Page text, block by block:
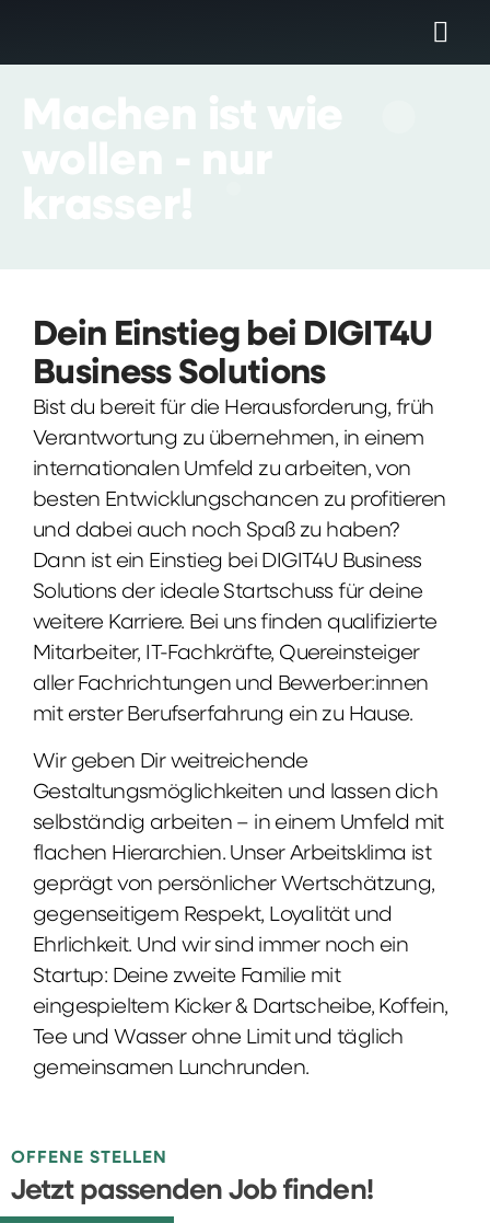
Dein Einstieg bei DIGIT4U
Business Solutions
Bist du bereit für die Herausforderung, früh
Verantwortung zu übernehmen, in einem
internationalen Umfeld zu arbeiten, von
besten Entwicklungschancen zu profitieren
und dabei auch noch Spaß zu haben?
Dann ist ein Einstieg bei DIGIT4U Business
Solutions der ideale Startschuss für deine
weitere Karriere. Bei uns finden qualifizierte
Mitarbeiter, IT-Fachkräfte, Quereinsteiger
aller Fachrichtungen und Bewerber:innen
mit erster Berufserfahrung ein zu Hause.
Wir geben Dir weitreichende
Gestaltungsmöglichkeiten und lassen dich
selbständig arbeiten – in einem Umfeld mit
flachen Hierarchien. Unser Arbeitsklima ist
geprägt von persönlicher Wertschätzung,
gegenseitigem Respekt, Loyalität und
Ehrlichkeit. Und wir sind immer noch ein
Startup: Deine zweite Familie mit
eingespieltem Kicker & Dartscheibe, Koffein,
Tee und Wasser ohne Limit und täglich
gemeinsamen Lunchrunden.
OFFENE STELLEN
Jetzt passenden Job finden!